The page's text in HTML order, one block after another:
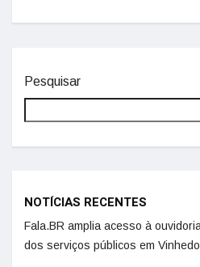
Pesquisar
NOTÍCIAS RECENTES
Fala.BR amplia acesso à
dos serviços públicos em Vinhedo